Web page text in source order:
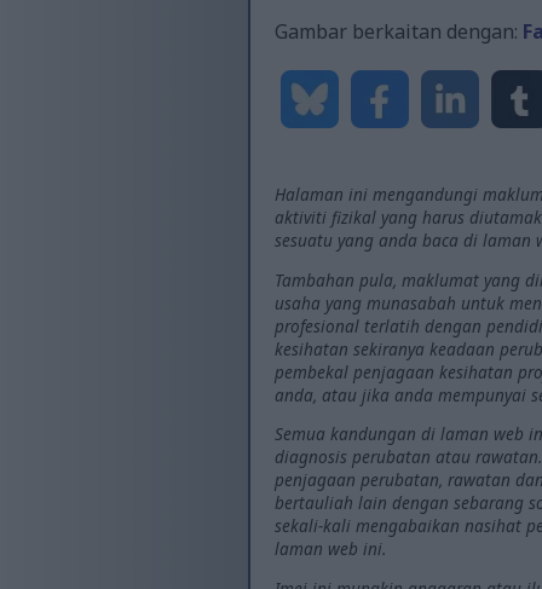
Gambar berkaitan dengan:
Halaman ini mengandungi
aktiviti fizikal yang harus
sesuatu yang anda baca di laman
Tambahan pula, maklumat yang
usaha yang munasabah untuk
profesional terlatih dengan
kesihatan sekiranya keadaan
pembekal penjagaan kesihatan
anda, atau jika anda mempunyai
Semua kandungan di laman web
diagnosis perubatan atau
penjagaan perubatan, rawatan
bertauliah lain dengan sebarang
sekali-kali mengabaikan nasihat
laman web ini.